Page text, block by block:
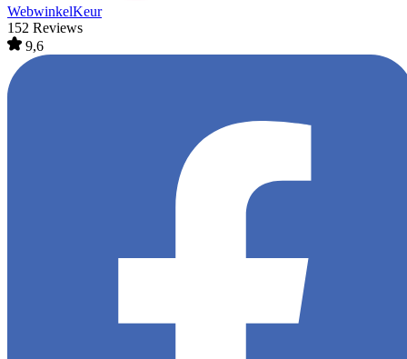
WebwinkelKeur
152 Reviews
9,6